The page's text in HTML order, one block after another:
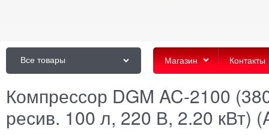
Все товары Магазин Контакты
Компрессор DGM AC-2100
ресив. 100 л, 220 В, 2.20 кВт)